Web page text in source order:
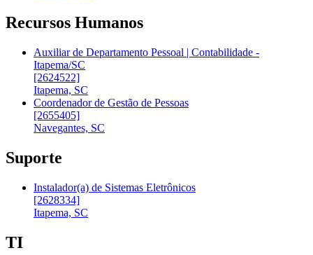
Recursos Humanos
Auxiliar de Departamento Pessoal | Contabilidade -
Itapema/SC
[2624522]
Itapema, SC
Coordenador de Gestão de Pessoas
[2655405]
Navegantes, SC
Suporte
Instalador(a) de Sistemas Eletrônicos
[2628334]
Itapema, SC
TI